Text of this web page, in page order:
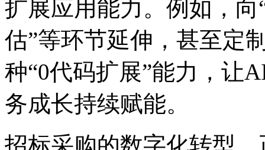
扩展应用能力。例如，
估”等环节延伸，甚至
种“0代码扩展”能力，让
务成长持续赋能。